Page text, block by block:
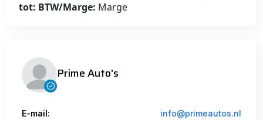
tot: BTW/Marge: Marge
Prime Auto's
E-mail: info@primeautos.nl